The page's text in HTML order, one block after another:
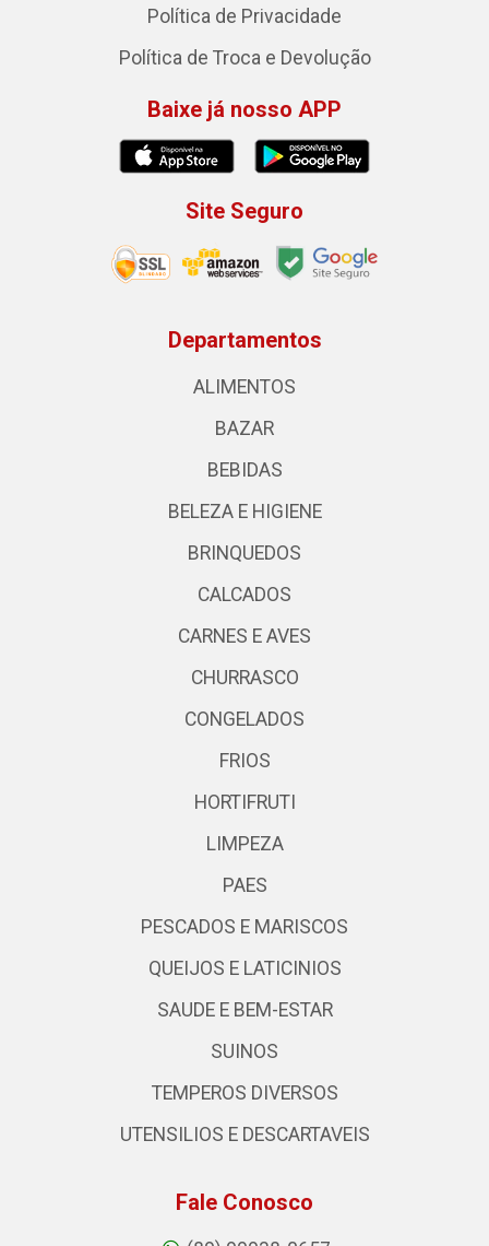
Política de Privacidade
Política de Troca e Devolução
Baixe já nosso APP
Site Seguro
Departamentos
ALIMENTOS
BAZAR
BEBIDAS
BELEZA E HIGIENE
BRINQUEDOS
CALCADOS
CARNES E AVES
CHURRASCO
CONGELADOS
FRIOS
HORTIFRUTI
LIMPEZA
PAES
PESCADOS E MARISCOS
QUEIJOS E LATICINIOS
SAUDE E BEM-ESTAR
SUINOS
TEMPEROS DIVERSOS
UTENSILIOS E DESCARTAVEIS
Fale Conosco